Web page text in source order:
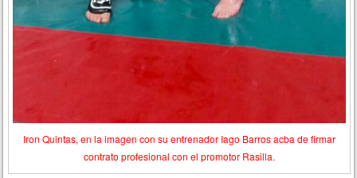
Iron Quintas, en la imagen con su entrenador Iago Barros acba de firmar
contrato profesional con el promotor Rasilla.